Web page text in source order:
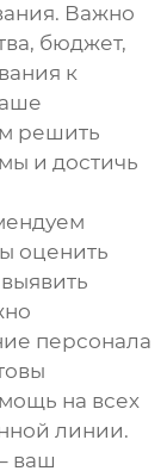
Важно
бюджет,
к
решить
и достичь
оценить
персонала
на всех
линии.
ваш